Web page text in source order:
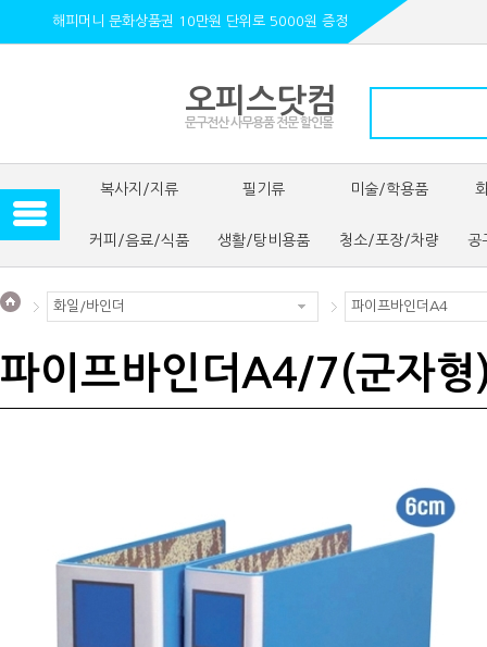
해피머니 문화상품권 10만원 단위로 5000원 증정
오피스닷컴
문구전산 사무용품 전문 할인몰
복사지/지류 필기류 미술/학용품
커피/음료/식품 생활/탕비용품 청소/포장/차량 공
화일/바인더 파이프바인더A4
파이프바인더A4/7(군자